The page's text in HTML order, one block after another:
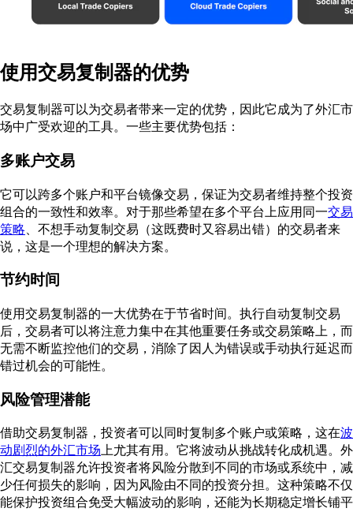
使用交易复制器的优势
交易复制器可以为交易者带来一定的优势，因此它成为了外汇市
场中广受欢迎的工具。一些主要优势包括：
多账户交易
它可以跨多个账户和平台镜像交易，保证为交易者维持整个投资
组合的一致性和效率。对于那些希望在多个平台上应用同一交易
策略 、不想手动复制交易（这既费时又容易出错）的交易者来
说，这是一个理想的解决方案。
节约时间
使用交易复制器的一大优势在于节省时间。执行自动复制交易
后，交易者可以将注意力集中在其他重要任务或交易策略上，而
无需不断监控他们的交易，消除了因人为错误或手动执行延迟而
错过机会的可能性。
风险管理潜能
借助交易复制器，投资者可以同时复制多个账户或策略，这在波
动剧烈的外汇市场上尤其有用。它将波动从挑战转化成机遇。外
汇交易复制器允许投资者将风险分散到不同的市场或系统中，减
少任何损失的影响，因为风险由不同的投资分担。这种策略不仅
能保护投资组合免受大幅波动的影响，还能为长期稳定增长铺平